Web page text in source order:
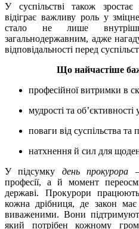
У суспільстві також
відіграє важливу роль у
стало не лише
загальнодержавним, адже
відповідальності перед
Що найчастіше
професійної витримки в
мудрості та
поваги від суспільства та
натхнення й сил для
У підсумку день прокурора
професії, а й момент
державі. Прокурори
кожна дрібниця, де закон
виваженими. Вони
який потрібен кожному